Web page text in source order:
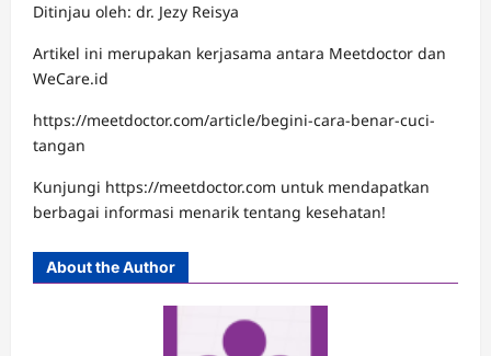
Ditinjau oleh: dr. Jezy Reisya
Artikel ini merupakan kerjasama antara Meetdoctor dan
WeCare.id
https://meetdoctor.com/article/begini-cara-benar-cuci-
tangan
Kunjungi https://meetdoctor.com untuk mendapatkan
berbagai informasi menarik tentang kesehatan!
About the Author